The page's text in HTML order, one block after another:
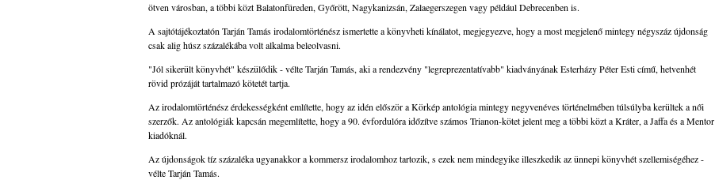
ötven városban, a többi közt Balatonfüreden, Győrött, Nagykanizsán, Zalaegerszegen vagy például Debrecenben is.
A sajtótájékoztatón Tarján Tamás irodalomtörténész ismertette a könyvheti kínálatot, megjegyezve, hogy a most megjelenő mintegy négyszáz újdonság
csak alig húsz százalékába volt alkalma beleolvasni.
"Jól sikerült könyvhét" készülődik - vélte Tarján Tamás, aki a rendezvény "legreprezentatívabb" kiadványának Esterházy Péter Esti című, hetvenhét
rövid prózáját tartalmazó kötetét tartja.
Az irodalomtörténész érdekességként említette, hogy az idén először a Körkép antológia mintegy negyvenéves történelmében túlsúlyba kerültek a női
szerzők. Az antológiák kapcsán megemlítette, hogy a 90. évfordulóra időzítve számos Trianon-kötet jelent meg a többi közt a Kráter, a Jaffa és a Mentor
kiadóknál.
Az újdonságok tíz százaléka ugyanakkor a kommersz irodalomhoz tartozik, s ezek nem mindegyike illeszkedik az ünnepi könyvhét szellemiségéhez -
vélte Tarján Tamás.